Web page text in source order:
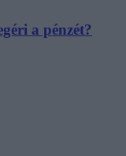
a pénzét?